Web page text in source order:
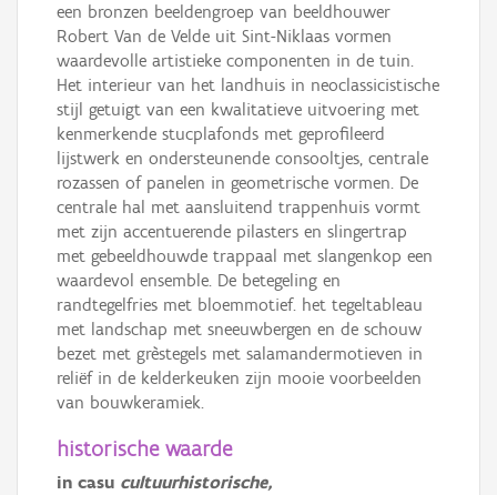
een bronzen beeldengroep van beeldhouwer
Robert Van de Velde uit Sint-Niklaas vormen
waardevolle artistieke componenten in de tuin.
Het interieur van het landhuis in neoclassicistische
stijl getuigt van een kwalitatieve uitvoering met
kenmerkende stucplafonds met geprofileerd
lijstwerk en ondersteunende consooltjes, centrale
rozassen of panelen in geometrische vormen. De
centrale hal met aansluitend trappenhuis vormt
met zijn accentuerende pilasters en slingertrap
met gebeeldhouwde trappaal met slangenkop een
waardevol ensemble. De betegeling en
randtegelfries met bloemmotief. het tegeltableau
met landschap met sneeuwbergen en de schouw
bezet met grèstegels met salamandermotieven in
reliëf in de kelderkeuken zijn mooie voorbeelden
van bouwkeramiek.
historische waarde
in casu cultuurhistorische,